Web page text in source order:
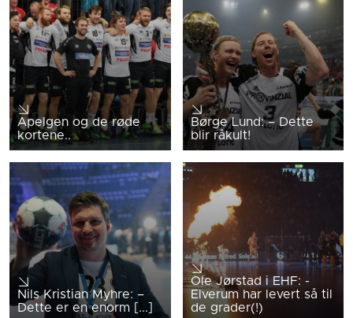
Apelgen og de røde
kortene..
Børge Lund: – Dette
blir råkult!
Nils Kristian Myhre: –
Dette er en enorm [...]
Ole Jørstad i EHF: -
Elverum har levert så til
de grader(!)